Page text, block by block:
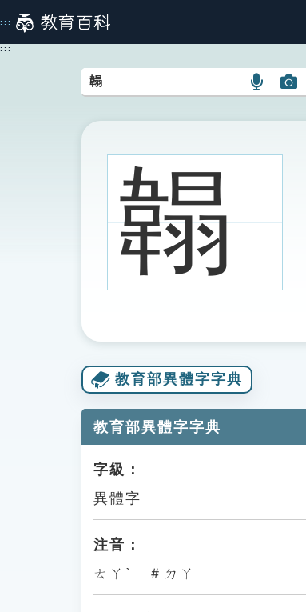
到
主
:::
:::
語
搜
圖
圖
搜
䪚
教育部異體字字典
教育部異體字字典
字級：
異體字
注音：
ㄊㄚˋ ＃ㄉㄚ